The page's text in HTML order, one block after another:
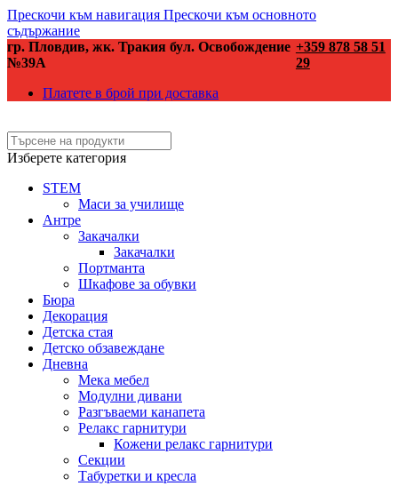
Прескочи към навигация Прескочи към основното
съдържание
гр. Пловдив, жк. Тракия бул. Освобождение
№39А
+359 878 58 51
29
Платете в брой при доставка
Изберете категория
STEM
Маси за училище
Антре
Закачалки
Закачалки
Портманта
Шкафове за обувки
Бюра
Декорация
Детска стая
Детско обзавеждане
Дневна
Мека мебел
Модулни дивани
Разгъваеми канапета
Релакс гарнитури
Кожени релакс гарнитури
Секции
Табуретки и кресла